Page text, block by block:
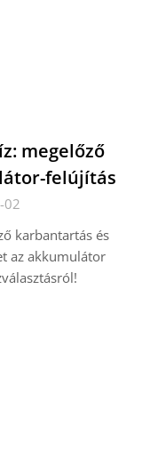
megelőző
felújítás
02
karbantartás és
az akkumulátor